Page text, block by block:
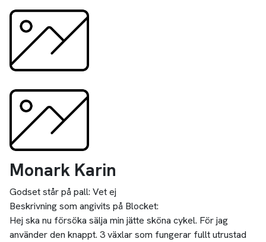
Monark Karin
Godset står på pall: Vet ej
Beskrivning som angivits på Blocket:
Hej ska nu försöka sälja min jätte sköna cykel. För jag
använder den knappt. 3 växlar som fungerar fullt utrustad